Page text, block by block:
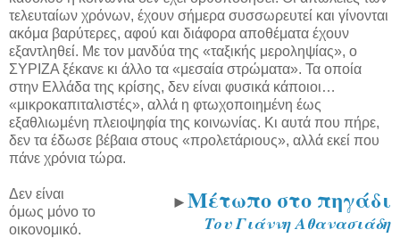
τελευταίων χρόνων, έχουν σήμερα συσσωρευτεί και γίνονται
ακόμα βαρύτερες, αφού και διάφορα αποθέματα έχουν
εξαντληθεί. Με τον μανδύα της «ταξικής μεροληψίας», ο
ΣΥΡΙΖΑ ξέκανε κι άλλο τα «μεσαία στρώματα». Τα οποία
στην Ελλάδα της κρίσης, δεν είναι φυσικά κάποιοι…
«μικροκαπιταλιστές», αλλά η φτωχοποιημένη έως
εξαθλιωμένη πλειοψηφία της κοινωνίας. Κι αυτά που πήρε,
δεν τα έδωσε βέβαια στους «προλετάριους», αλλά εκεί που
πάνε χρόνια τώρα.
►Μέτωπο στο πηγάδι
Του Γιάννη Αθανασιάδη
Δεν είναι
όμως μόνο το
οικονομικό.